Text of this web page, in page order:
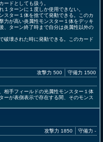
ードとしても扱う。
ターンに１度しか使用できない。
ター１体を捨てて発動できる。このカ
力が高い炎属性モンスター１体をデッキ
、ターン終了時まで自分は炎属性以外の
壊された時に発動できる。このカード
攻撃力 500 守備力 1500
相手フィールドの光属性モンスター１体
ーが表側表示で存在する間、そのモンス
攻撃力 1850 守備力 -